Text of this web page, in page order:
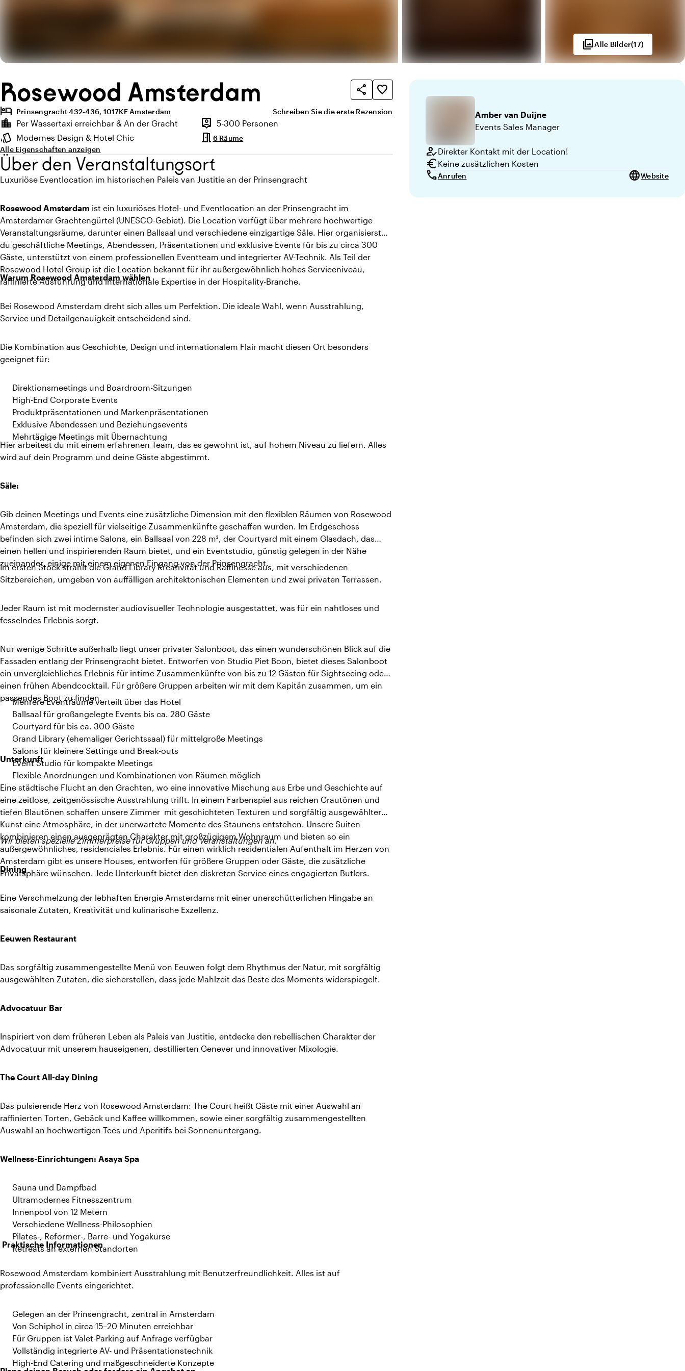
photo_libraryAlle Bilder(17)
Rosewood Amsterdam share
favorite_border
hotel Prinsengracht 432-436, 1017KE Amsterdam Schreiben Sie die erste Rezension
Highlights
location_city
Lage und Umgebung
Per Wassertaxi erreichbar & An der Gracht person_pin
Kapazität
5-300 Personen
style
Ambiente
Modernes Design & Hotel Chic meeting_room 6 Räume
Alle Eigenschaften anzeigen
Über den Veranstaltungsort
Luxuriöse Eventlocation im historischen Paleis van Justitie an der Prinsengracht
Rosewood Amsterdam ist ein luxuriöses Hotel- und Eventlocation an der Prinsengracht im
Amsterdamer Grachtengürtel (UNESCO-Gebiet). Die Location verfügt über mehrere hochwertige
Veranstaltungsräume, darunter einen Ballsaal und verschiedene einzigartige Säle. Hier organisierst
du geschäftliche Meetings, Abendessen, Präsentationen und exklusive Events für bis zu circa 300
Gäste, unterstützt von einem professionellen Eventteam und integrierter AV-Technik. Als Teil der
Rosewood Hotel Group ist die Location bekannt für ihr außergewöhnlich hohes Serviceniveau,
raffinierte Ausführung und internationale Expertise in der Hospitality-Branche.
Warum Rosewood Amsterdam wählen
Bei Rosewood Amsterdam dreht sich alles um Perfektion. Die ideale Wahl, wenn Ausstrahlung,
Service und Detailgenauigkeit entscheidend sind.
Die Kombination aus Geschichte, Design und internationalem Flair macht diesen Ort besonders
geeignet für:
Direktionsmeetings und Boardroom-Sitzungen
High-End Corporate Events
Produktpräsentationen und Markenpräsentationen
Exklusive Abendessen und Beziehungsevents
Mehrtägige Meetings mit Übernachtung
Hier arbeitest du mit einem erfahrenen Team, das es gewohnt ist, auf hohem Niveau zu liefern. Alles
wird auf dein Programm und deine Gäste abgestimmt.
Säle:
Gib deinen Meetings und Events eine zusätzliche Dimension mit den flexiblen Räumen von Rosewood
Amsterdam, die speziell für vielseitige Zusammenkünfte geschaffen wurden. Im Erdgeschoss
befinden sich zwei intime Salons, ein Ballsaal von 228 m², der Courtyard mit einem Glasdach, das
einen hellen und inspirierenden Raum bietet, und ein Eventstudio, günstig gelegen in der Nähe
zueinander, einige mit einem eigenen Eingang von der Prinsengracht.
Im ersten Stock strahlt die Grand Library Kreativität und Raffinesse aus, mit verschiedenen
Sitzbereichen, umgeben von auffälligen architektonischen Elementen und zwei privaten Terrassen.
Jeder Raum ist mit modernster audiovisueller Technologie ausgestattet, was für ein nahtloses und
fesselndes Erlebnis sorgt.
Nur wenige Schritte außerhalb liegt unser privater Salonboot, das einen wunderschönen Blick auf die
Fassaden entlang der Prinsengracht bietet. Entworfen von Studio Piet Boon, bietet dieses Salonboot
ein unvergleichliches Erlebnis für intime Zusammenkünfte von bis zu 12 Gästen für Sightseeing oder
einen frühen Abendcocktail. Für größere Gruppen arbeiten wir mit dem Kapitän zusammen, um ein
passendes Boot zu finden.
Mehrere Eventräume verteilt über das Hotel
Ballsaal für großangelegte Events bis ca. 280 Gäste
Courtyard für bis ca. 300 Gäste
Grand Library (ehemaliger Gerichtssaal) für mittelgroße Meetings
Salons für kleinere Settings und Break-outs
Event Studio für kompakte Meetings
Flexible Anordnungen und Kombinationen von Räumen möglich
Unterkunft
Eine städtische Flucht an den Grachten, wo eine innovative Mischung aus Erbe und Geschichte auf
eine zeitlose, zeitgenössische Ausstrahlung trifft. In einem Farbenspiel aus reichen Grautönen und
tiefen Blautönen schaffen unsere Zimmer mit geschichteten Texturen und sorgfältig ausgewählter
Kunst eine Atmosphäre, in der unerwartete Momente des Staunens entstehen. Unsere Suiten
kombinieren einen ausgeprägten Charakter mit großzügigem Wohnraum und bieten so ein
außergewöhnliches, residenciales Erlebnis. Für einen wirklich residentialen Aufenthalt im Herzen von
Amsterdam gibt es unsere Houses, entworfen für größere Gruppen oder Gäste, die zusätzliche
Privatsphäre wünschen. Jede Unterkunft bietet den diskreten Service eines engagierten Butlers.
Wir bieten spezielle Zimmerpreise für Gruppen und Veranstaltungen an.
Dining
Eine Verschmelzung der lebhaften Energie Amsterdams mit einer unerschütterlichen Hingabe an
saisonale Zutaten, Kreativität und kulinarische Exzellenz.
Eeuwen Restaurant
Das sorgfältig zusammengestellte Menü von Eeuwen folgt dem Rhythmus der Natur, mit sorgfältig
ausgewählten Zutaten, die sicherstellen, dass jede Mahlzeit das Beste des Moments widerspiegelt.
Advocatuur Bar
Inspiriert von dem früheren Leben als Paleis van Justitie, entdecke den rebellischen Charakter der
Advocatuur mit unserem hauseigenen, destillierten Genever und innovativer Mixologie.
The Court All-day Dining
Das pulsierende Herz von Rosewood Amsterdam: The Court heißt Gäste mit einer Auswahl an
raffinierten Torten, Gebäck und Kaffee willkommen, sowie einer sorgfältig zusammengestellten
Auswahl an hochwertigen Tees und Aperitifs bei Sonnenuntergang.
Wellness-Einrichtungen: Asaya Spa
Sauna und Dampfbad
Ultramodernes Fitnesszentrum
Innenpool von 12 Metern
Verschiedene Wellness-Philosophien
Pilates-, Reformer-, Barre- und Yogakurse
Retreats an externen Standorten
Praktische Informationen
Rosewood Amsterdam kombiniert Ausstrahlung mit Benutzerfreundlichkeit. Alles ist auf
professionelle Events eingerichtet.
Gelegen an der Prinsengracht, zentral in Amsterdam
Von Schiphol in circa 15–20 Minuten erreichbar
Für Gruppen ist Valet-Parking auf Anfrage verfügbar
Vollständig integrierte AV- und Präsentationstechnik
High-End Catering und maßgeschneiderte Konzepte
Amber van Duijne
Events Sales Manager
how_to_regDirekter Kontakt mit der Location!
euro Keine zusätzlichen Kosten
callAnrufen languageWebsite